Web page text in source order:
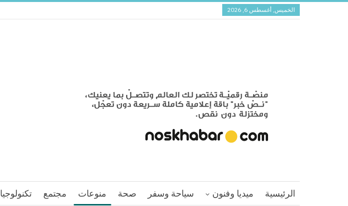
الخميس, أغسطس 6, 2026
الرئيسية ميديا وفنون سياحة وسفر صحة منوعات مجتمع تكنولوجيا